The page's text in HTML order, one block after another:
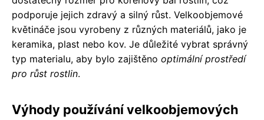
podporuje jejich zdravý a silný růst. Velkoobjemové
květináče jsou vyrobeny z různých materiálů, jako je
keramika, plast nebo kov. Je důležité vybrat správný
typ materialu, aby bylo zajištěno optimální prostředí
pro růst rostlin.
Výhody používání velkoobjemových